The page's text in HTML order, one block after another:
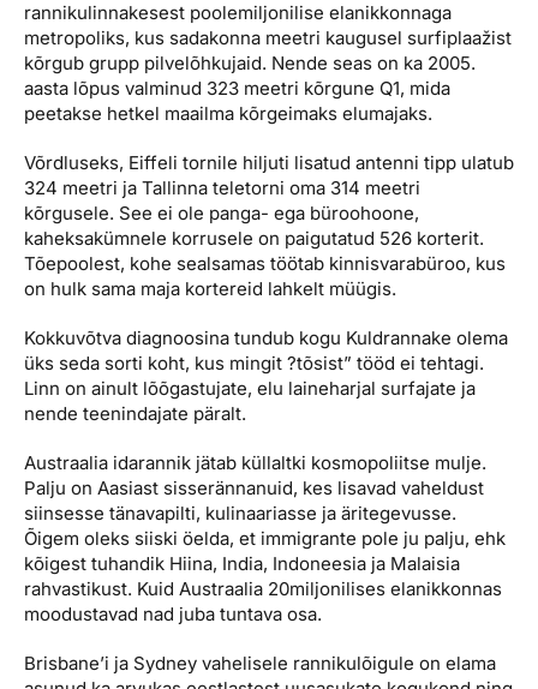
rannikulinnakesest poolemiljonilise elanikkonnaga
metropoliks, kus sadakonna meetri kaugusel surfiplaažist
kõrgub grupp pilvelõhkujaid. Nende seas on ka 2005.
aasta lõpus valminud 323 meetri kõrgune Q1, mida
peetakse hetkel maailma kõrgeimaks elumajaks.
Võrdluseks, Eiffeli tornile hiljuti lisatud antenni tipp ulatub
324 meetri ja Tallinna teletorni oma 314 meetri
kõrgusele. See ei ole panga- ega büroohoone,
kaheksakümnele korrusele on paigutatud 526 korterit.
Tõepoolest, kohe sealsamas töötab kinnisvarabüroo, kus
on hulk sama maja kortereid lahkelt müügis.
Kokkuvõtva diagnoosina tundub kogu Kuldrannake olema
üks seda sorti koht, kus mingit ?tõsist” tööd ei tehtagi.
Linn on ainult lõõgastujate, elu laineharjal surfajate ja
nende teenindajate päralt.
Austraalia idarannik jätab küllaltki kosmopoliitse mulje.
Palju on Aasiast sisserännanuid, kes lisavad vaheldust
siinsesse tänavapilti, kulinaariasse ja äritegevusse.
Õigem oleks siiski öelda, et immigrante pole ju palju, ehk
kõigest tuhandik Hiina, India, Indoneesia ja Malaisia
rahvastikust. Kuid Austraalia 20miljonilises elanikkonnas
moodustavad nad juba tuntava osa.
Brisbane’i ja Sydney vahelisele rannikulõigule on elama